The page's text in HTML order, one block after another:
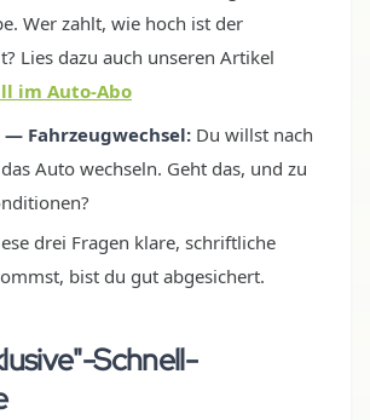
Wer zahlt, wie hoch ist der
Lies dazu auch unseren Artikel
im Auto-Abo
— Fahrzeugwechsel: Du willst nach
Auto wechseln. Geht das, und zu
drei Fragen klare, schriftliche
bist du gut abgesichert.
Schnell-